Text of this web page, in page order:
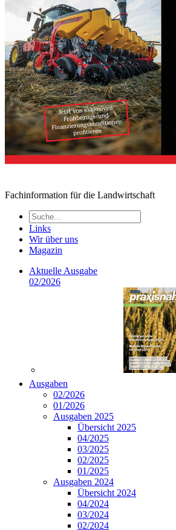
Fachinformation für die Landwirtschaft
Links
Wir über uns
Magazin
Aktuelle Ausgabe
02/2026
Ausgaben
02/2026
01/2026
Ausgaben 2025
Übersicht 2025
04/2025
03/2025
02/2025
01/2025
Ausgaben 2024
Übersicht 2024
04/2024
03/2024
02/2024